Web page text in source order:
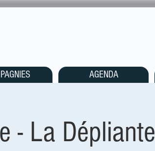
AGENDA
- La Dépliante